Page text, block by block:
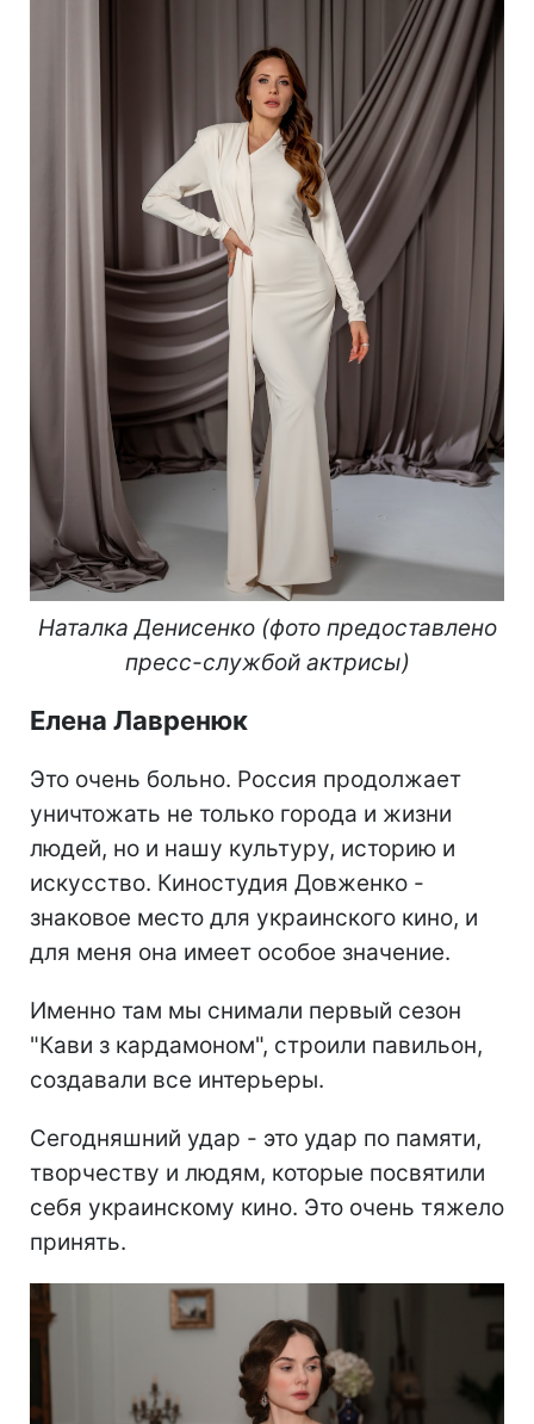
Наталка Денисенко (фото предоставлено
пресс-службой актрисы)
Елена Лавренюк
Это очень больно. Россия продолжает
уничтожать не только города и жизни
людей, но и нашу культуру, историю и
искусство. Киностудия Довженко -
знаковое место для украинского кино, и
для меня она имеет особое значение.
Именно там мы снимали первый сезон
"Кави з кардамоном", строили павильон,
создавали все интерьеры.
Сегодняшний удар - это удар по памяти,
творчеству и людям, которые посвятили
себя украинскому кино. Это очень тяжело
принять.